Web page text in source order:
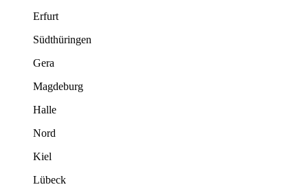
Erfurt
Südthüringen
Gera
Magdeburg
Halle
Nord
Kiel
Lübeck